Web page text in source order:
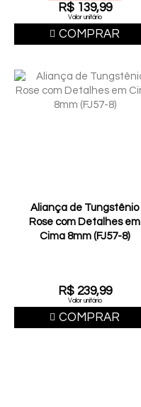
R$ 139,99
Valor unitário
COMPRAR
Aliança de Tungstênio
Rose com Detalhes em
Cima 8mm (FJ57-8)
R$ 239,99
Valor unitário
COMPRAR